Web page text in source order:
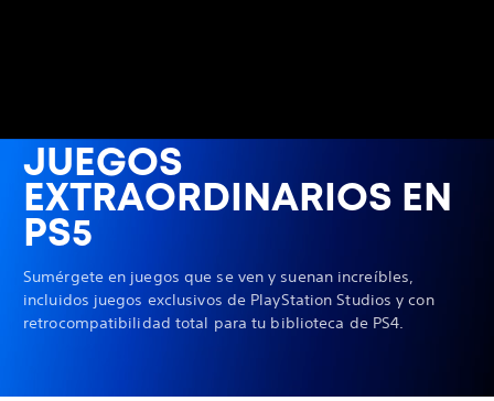
JUEGOS
EXTRAORDINARIOS EN
PS5
Sumérgete en juegos que se ven y suenan increíbles,
incluidos juegos exclusivos de PlayStation Studios y con
retrocompatibilidad total para tu biblioteca de PS4.